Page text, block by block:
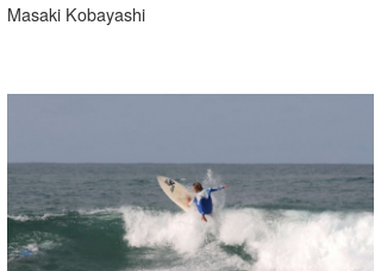
Masaki Kobayashi